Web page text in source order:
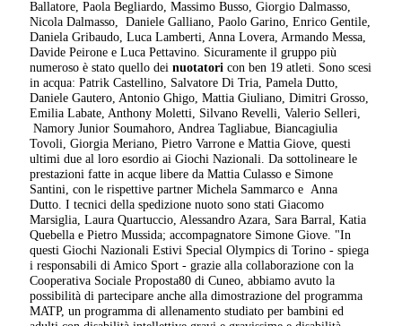
Ballatore, Paola Begliardo, Massimo Busso, Giorgio Dalmasso,
Nicola Dalmasso, Daniele Galliano, Paolo Garino, Enrico Gentile,
Daniela Gribaudo, Luca Lamberti, Anna Lovera, Armando Messa,
Davide Peirone e Luca Pettavino. Sicuramente il gruppo più
numeroso è stato quello deinuotatori con ben 19 atleti. Sono scesi
in acqua: Patrik Castellino, Salvatore Di Tria, Pamela Dutto,
Daniele Gautero, Antonio Ghigo, Mattia Giuliano, Dimitri Grosso,
Emilia Labate, Anthony Moletti, Silvano Revelli, Valerio Selleri,
Namory Junior Soumahoro, Andrea Tagliabue, Biancagiulia
Tovoli, Giorgia Meriano, Pietro Varrone e Mattia Giove, questi
ultimi due al loro esordio ai Giochi Nazionali. Da sottolineare le
prestazioni fatte in acque libere da Mattia Culasso e Simone
Santini, con le rispettive partner Michela Sammarco e Anna
Dutto. I tecnici della spedizione nuoto sono stati Giacomo
Marsiglia, Laura Quartuccio, Alessandro Azara, Sara Barral, Katia
Quebella e Pietro Mussida; accompagnatore Simone Giove. "In
questi Giochi Nazionali Estivi Special Olympics di Torino - spiega
i responsabili di Amico Sport - grazie alla collaborazione con la
Cooperativa Sociale Proposta80 di Cuneo, abbiamo avuto la
possibilità di partecipare anche alla dimostrazione del programma
MATP, un programma di allenamento studiato per bambini ed